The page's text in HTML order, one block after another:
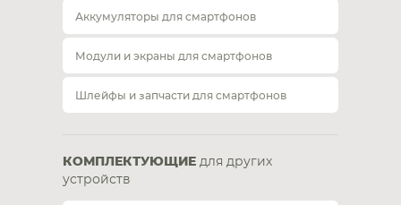
Аккумуляторы для смартфонов
Модули и экраны для смартфонов
Шлейфы и запчасти для смартфонов
КОМПЛЕКТУЮЩИЕ для других
устройств